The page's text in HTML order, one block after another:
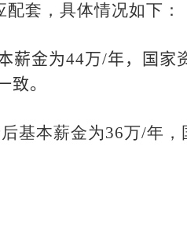
套，具体情况如下：
薪金为44万/年，国家
致。
基本薪金为36万/年，